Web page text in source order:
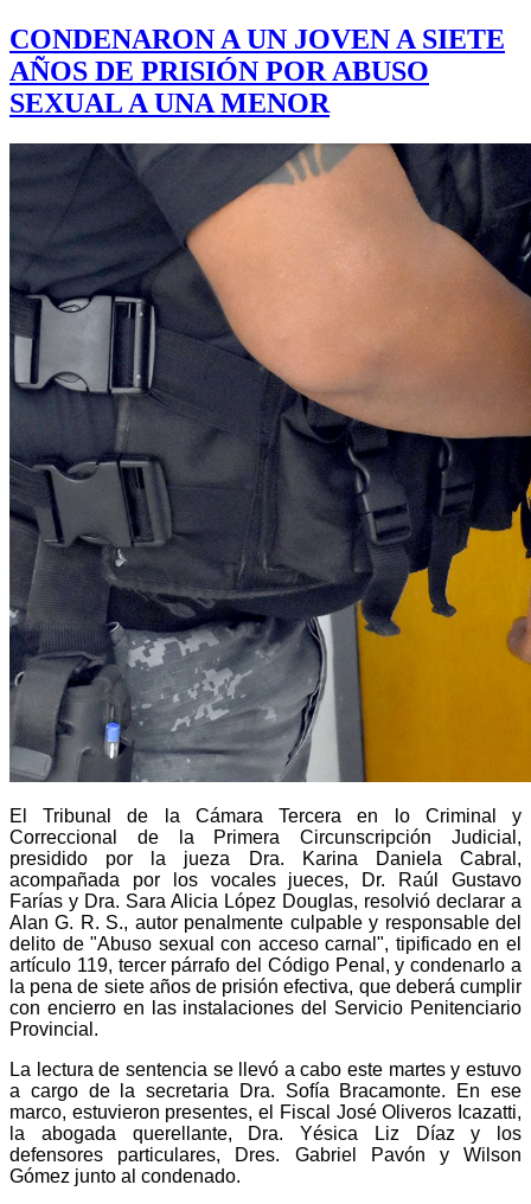
CONDENARON A UN JOVEN A SIETE
AÑOS DE PRISIÓN POR ABUSO
SEXUAL A UNA MENOR
El Tribunal de la Cámara Tercera en lo Criminal y
Correccional de la Primera Circunscripción Judicial,
presidido por la jueza Dra. Karina Daniela Cabral,
acompañada por los vocales jueces, Dr. Raúl Gustavo
Farías y Dra. Sara Alicia López Douglas, resolvió declarar a
Alan G. R. S., autor penalmente culpable y responsable del
delito de "Abuso sexual con acceso carnal", tipificado en el
artículo 119, tercer párrafo del Código Penal, y condenarlo a
la pena de siete años de prisión efectiva, que deberá cumplir
con encierro en las instalaciones del Servicio Penitenciario
Provincial.
La lectura de sentencia se llevó a cabo este martes y estuvo
a cargo de la secretaria Dra. Sofía Bracamonte. En ese
marco, estuvieron presentes, el Fiscal José Oliveros Icazatti,
la abogada querellante, Dra. Yésica Liz Díaz y los
defensores particulares, Dres. Gabriel Pavón y Wilson
Gómez junto al condenado.